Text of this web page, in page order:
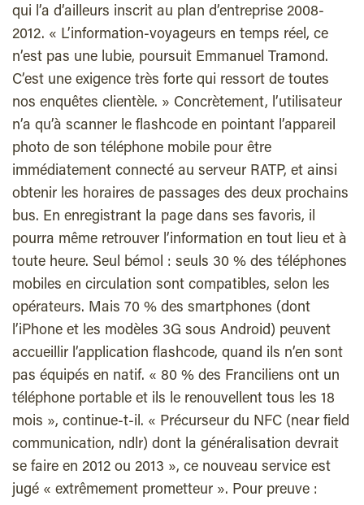
qui l’a d’ailleurs inscrit au plan d’entreprise 2008-
2012. « L’information-voyageurs en temps réel, ce
n’est pas une lubie, poursuit Emmanuel Tramond.
C’est une exigence très forte qui ressort de toutes
nos enquêtes clientèle. » Concrètement, l’utilisateur
n’a qu’à scanner le flashcode en pointant l’appareil
photo de son téléphone mobile pour être
immédiatement connecté au serveur RATP, et ainsi
obtenir les horaires de passages des deux prochains
bus. En enregistrant la page dans ses favoris, il
pourra même retrouver l’information en tout lieu et à
toute heure. Seul bémol : seuls 30 % des téléphones
mobiles en circulation sont compatibles, selon les
opérateurs. Mais 70 % des smartphones (dont
l’iPhone et les modèles 3G sous Android) peuvent
accueillir l’application flashcode, quand ils n’en sont
pas équipés en natif. « 80 % des Franciliens ont un
téléphone portable et ils le renouvellent tous les 18
mois », continue-t-il. « Précurseur du NFC (near field
communication, ndlr) dont la généralisation devrait
se faire en 2012 ou 2013 », ce nouveau service est
jugé « extrêmement prometteur ». Pour preuve :